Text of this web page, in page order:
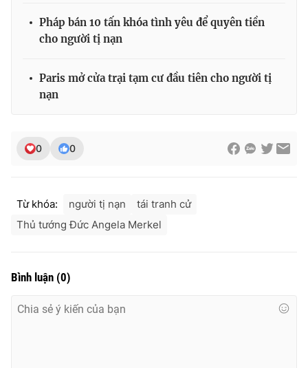
Giấy phép hoạt động báo in và báo điện tử số 483/GP-BTTTT
cấp ngày 29/12/2023
Nguyễn Trọng Ninh
Ðiện thoại Thời báo VTV:024.66 897 897
Pháp bán 10 tấn khóa tình yêu để quyên tiền
cho người tị nạn
Paris mở cửa trại tạm cư đầu tiên cho người tị
nạn
0 0
Từ khóa: người tị nạn
tái tranh cử
Thủ tướng Đức Angela Merkel
Bình luận (0)